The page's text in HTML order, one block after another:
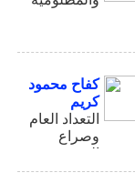
كفاح محمود
كريم
التعداد العام
وصراع
الحجوم